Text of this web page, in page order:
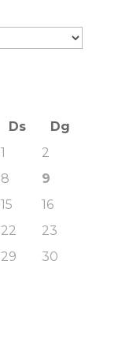
Ds
Dg
1
2
8
9
15
16
22
23
29
30